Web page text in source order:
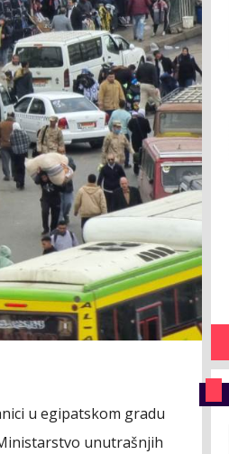
u egipatskom gradu
unutrašnjih